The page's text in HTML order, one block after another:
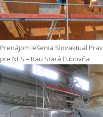
Prenájom lešenia Slovaktual
pre NES – Bau Stará Ľubovňa